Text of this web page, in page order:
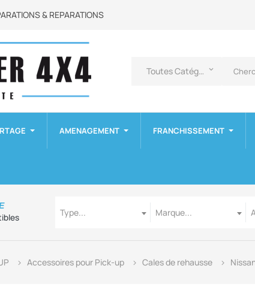
& REPARATIONS
Toutes Catégories keyboard_arrow_down
AMENAGEMENT FRANCHISSEMENT
Type...
Marque...
Accessoires pour Pick-up Cales de rehausse